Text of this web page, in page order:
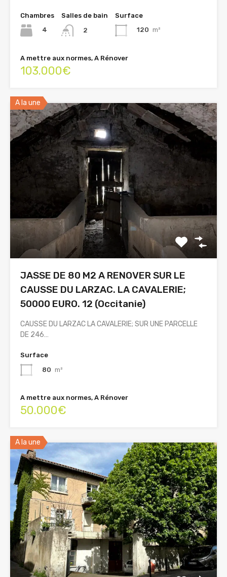
Chambres
4
Salles de bain
2
Surface
120 m²
A mettre aux normes, A Rénover
103.000€
A la une
JASSE DE 80 M2 A RENOVER SUR LE
CAUSSE DU LARZAC. LA CAVALERIE;
50000 EURO. 12 (Occitanie)
CAUSSE DU LARZAC LA CAVALERIE; SUR UNE PARCELLE
DE 246…
Surface
80 m²
A mettre aux normes, A Rénover
50.000€
A la une